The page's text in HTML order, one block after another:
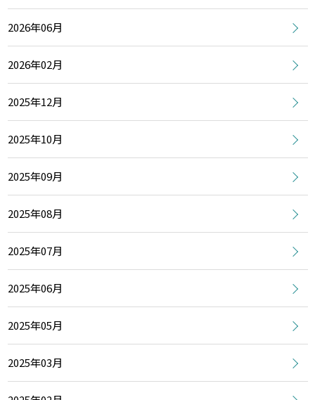
2026年06月
2026年02月
2025年12月
2025年10月
2025年09月
2025年08月
2025年07月
2025年06月
2025年05月
2025年03月